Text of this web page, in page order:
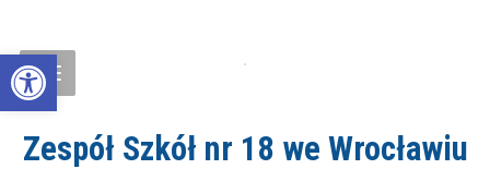
Open toolbar
Zespół Szkół nr 18 we Wrocławiu